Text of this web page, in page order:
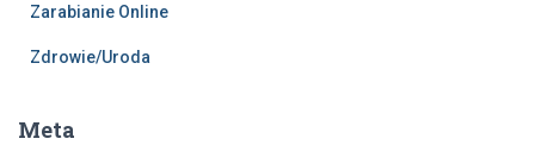
Zarabianie Online
Zdrowie/Uroda
Meta